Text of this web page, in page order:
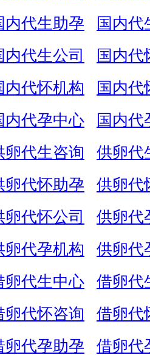
内代生助孕 国内代
内代生公司 国内代
内代怀机构 国内代
内代孕中心 国内代
卵代生咨询 供卵代
卵代怀助孕 供卵代
卵代怀公司 供卵代
卵代孕机构 供卵代
卵代生中心 借卵代
卵代怀咨询 借卵代
卵代孕助孕 借卵代